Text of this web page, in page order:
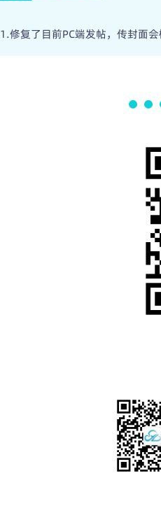
1.修复了目前PC端发帖，传封面会